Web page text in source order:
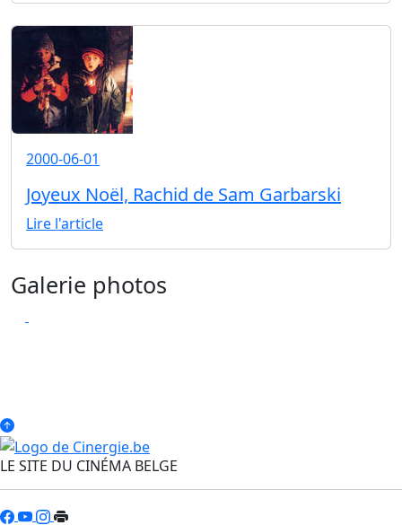
2000-06-01
Joyeux Noël, Rachid de Sam Garbarski
Lire l'article
Galerie photos
LE SITE DU CINÉMA BELGE